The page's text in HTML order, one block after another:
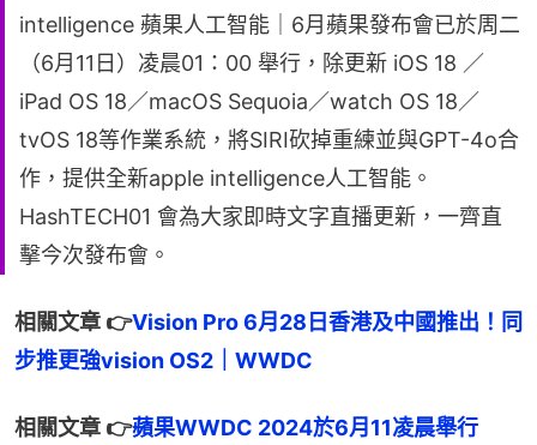
intelligence 蘋果人工智能｜6月蘋果發布會已於周二
（6月11日）凌晨01：00 舉行，除更新 iOS 18 ／
iPad OS 18／macOS Sequoia／watch OS 18／
tvOS 18等作業系統，將SIRI砍掉重練並與GPT-4o合
作，提供全新apple intelligence人工智能。
HashTECH01 會為大家即時文字直播更新，一齊直
擊今次發布會。
相關文章 👉Vision Pro 6月28日香港及中國推出！同
步推更強vision OS2｜WWDC
相關文章 👉蘋果WWDC 2024於6月11凌晨舉行